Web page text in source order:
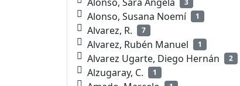
Alonso, Susana Noemí 1
Alvarez, R. 7
Alvarez, Rubén Manuel 1
Alvarez Ugarte, Diego Hernán 2
Alzugaray, C. 1